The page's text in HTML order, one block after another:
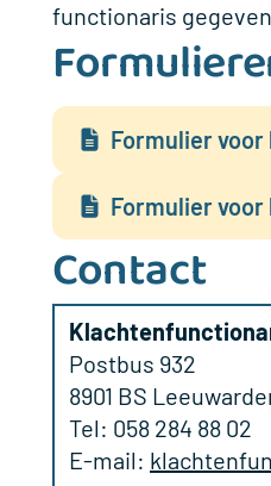
functionaris
Formulier voor
Formulier voor
Contact
Postbus 932
8901 BS
Tel: 058 284 88 02
E-mail: